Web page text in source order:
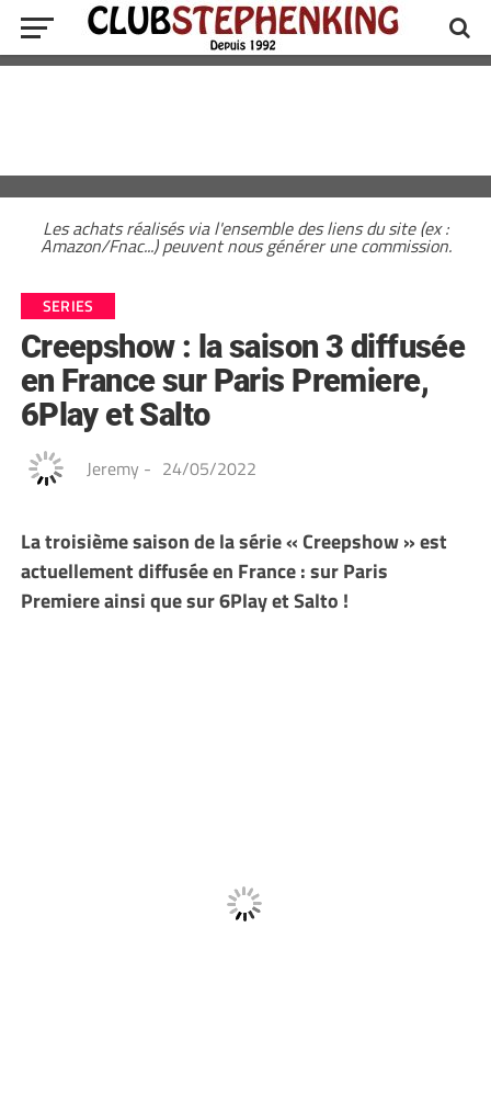
Les achats réalisés via l'ensemble des liens du site (ex :
Amazon/Fnac...) peuvent nous générer une commission.
SERIES
Creepshow : la saison 3 diffusée
en France sur Paris Premiere,
6Play et Salto
Jeremy - 24/05/2022
La troisième saison de la série « Creepshow » est
actuellement diffusée en France : sur Paris
Premiere ainsi que sur 6Play et Salto !